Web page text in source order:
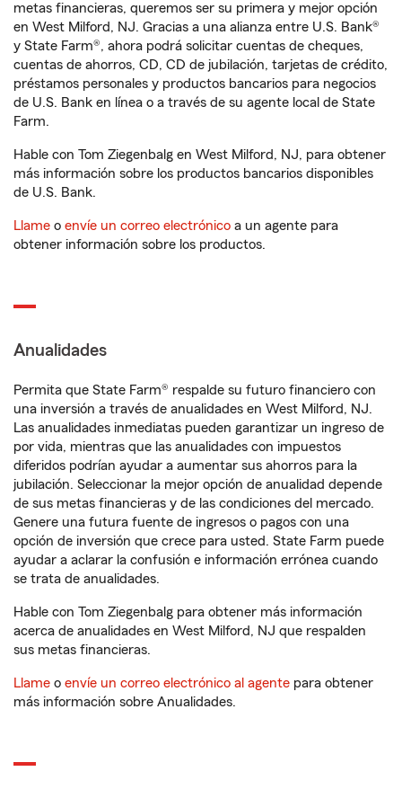
metas financieras, queremos ser su primera y mejor opción
en West Milford, NJ. Gracias a una alianza entre U.S. Bank®
y State Farm®, ahora podrá solicitar cuentas de cheques,
cuentas de ahorros, CD, CD de jubilación, tarjetas de crédito,
préstamos personales y productos bancarios para negocios
de U.S. Bank en línea o a través de su agente local de State
Farm.
Hable con Tom Ziegenbalg en West Milford, NJ, para obtener
más información sobre los productos bancarios disponibles
de U.S. Bank.
Llame o envíe un correo electrónico a un agente para
obtener información sobre los productos.
Anualidades
Permita que State Farm® respalde su futuro financiero con
una inversión a través de anualidades en West Milford, NJ.
Las anualidades inmediatas pueden garantizar un ingreso de
por vida, mientras que las anualidades con impuestos
diferidos podrían ayudar a aumentar sus ahorros para la
jubilación. Seleccionar la mejor opción de anualidad depende
de sus metas financieras y de las condiciones del mercado.
Genere una futura fuente de ingresos o pagos con una
opción de inversión que crece para usted. State Farm puede
ayudar a aclarar la confusión e información errónea cuando
se trata de anualidades.
Hable con Tom Ziegenbalg para obtener más información
acerca de anualidades en West Milford, NJ que respalden
sus metas financieras.
Llame o envíe un correo electrónico al agente para obtener
más información sobre Anualidades.